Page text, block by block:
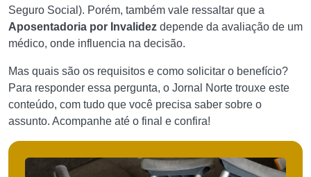
Seguro Social). Porém, também vale ressaltar que a
Aposentadoria por Invalidez depende da avaliação de um
médico, onde influencia na decisão.
Mas quais são os requisitos e como solicitar o benefício?
Para responder essa pergunta, o Jornal Norte trouxe este
conteúdo, com tudo que você precisa saber sobre o
assunto. Acompanhe até o final e confira!